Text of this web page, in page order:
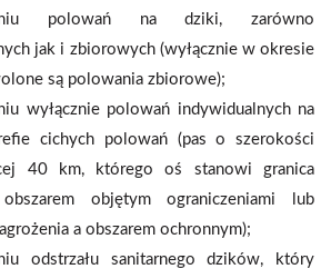
polowań na dziki, zarówno
jak i zbiorowych (wyłącznie w okresie
są polowania zbiorowe);
wyłącznie polowań indywidualnych na
cichych polowań (pas o szerokości
40 km, którego oś stanowi granica
objętym ograniczeniami lub
a obszarem ochronnym);
odstrzału sanitarnego dzików, który